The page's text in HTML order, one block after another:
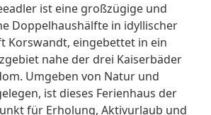
ist eine großzügige und
Doppelhaushälfte in idyllischer
Korswandt, eingebettet in ein
nahe der drei Kaiserbäder
Umgeben von Natur und
ist dieses Ferienhaus der
für Erholung, Aktivurlaub und